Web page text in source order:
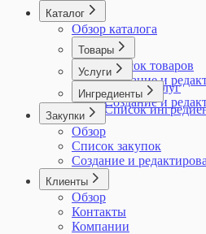
Каталог
Обзор каталога
Товары
Список товаров
Создание и
Услуги
Список услуг
Создание и
Ингредиенты
Список
Закупки
Обзор
Список закупок
Создание и
Клиенты
Обзор
Контакты
Компании